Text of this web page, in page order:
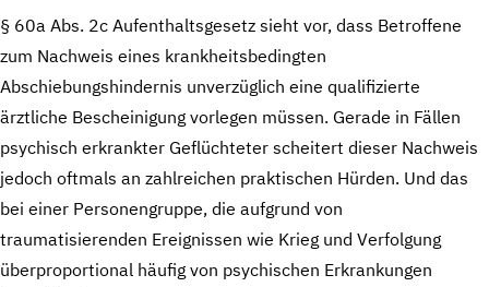
§ 60a Abs. 2c Aufenthaltsgesetz sieht vor, dass Betroffene
zum Nachweis eines krankheitsbedingten
Abschiebungshindernis unverzüglich eine qualifizierte
ärztliche Bescheinigung vorlegen müssen. Gerade in Fällen
psychisch erkrankter Geflüchteter scheitert dieser Nachweis
jedoch oftmals an zahlreichen praktischen Hürden. Und das
bei einer Personengruppe, die aufgrund von
traumatisierenden Ereignissen wie Krieg und Verfolgung
überproportional häufig von psychischen Erkrankungen